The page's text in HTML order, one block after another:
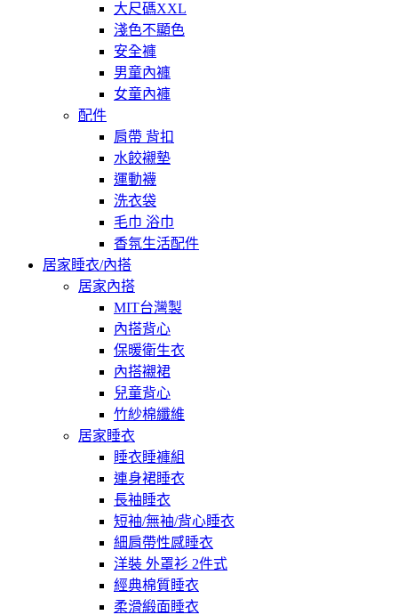
大尺碼XXL
淺色不顯色
安全褲
男童內褲
女童內褲
配件
肩帶 背扣
水餃襯墊
運動襪
洗衣袋
毛巾 浴巾
香氛生活配件
居家睡衣/內搭
居家內搭
MIT台灣製
內搭背心
保暖衛生衣
內搭襯裙
兒童背心
竹紗棉纖維
居家睡衣
睡衣睡褲組
連身裙睡衣
長袖睡衣
短袖/無袖/背心睡衣
細肩帶性感睡衣
洋裝 外罩衫 2件式
經典棉質睡衣
柔滑緞面睡衣